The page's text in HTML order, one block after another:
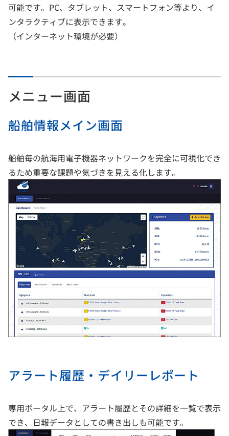
可能です。PC、タブレット、スマートフォン等より、イ
ンタラクティブに表示できます。
（インターネット環境が必要）
メニュー画面
船舶情報メイン画面
船舶毎の航海用電子機器ネットワークを完全に可視化でき
るため重要な課題や気づきを見える化します。
アラート履歴・デイリーレポート
専用ポータル上で、アラート履歴とその詳細を一覧で表示
でき、日報データとしての書き出しも可能です。